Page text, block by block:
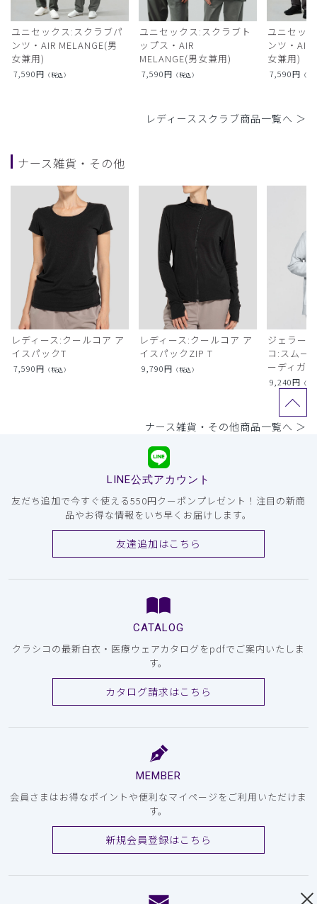
ユニセックス:スクラブパ
ンツ・AIR MELANGE(男
女兼用)
7,590円 （税込）
ユニセックス:スクラブト
ップス・AIR
MELANGE(男女兼用)
7,590円 （税込）
ユニセッ
ンツ・AIR
女兼用)
7,590円 （税
レディーススクラブ商品一覧へ ＞
ナース雑貨・その他
レディース:クールコア ア
イスパックT
7,590円 （税込）
レディース:クールコア ア
イスパックZIP T
9,790円 （税込）
ジェラー
コ:スムー
ーディガン
9,240円 （税
ナース雑貨・その他商品一覧へ ＞
LINE公式アカウント
友だち追加で今すぐ使える550円クーポンプレゼント！注目の新商
品やお得な情報をいち早くお届けします。
友達追加はこちら
CATALOG
クラシコの最新白衣・医療ウェアカタログをpdfでご案内いたしま
す。
カタログ請求はこちら
MEMBER
会員さまはお得なポイントや便利なマイページをご利用いただけま
す。
新規会員登録はこちら